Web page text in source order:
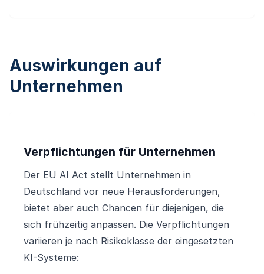
Auswirkungen auf
Unternehmen
Verpflichtungen für Unternehmen
Der EU AI Act stellt Unternehmen in
Deutschland vor neue Herausforderungen,
bietet aber auch Chancen für diejenigen, die
sich frühzeitig anpassen. Die Verpflichtungen
variieren je nach Risikoklasse der eingesetzten
KI-Systeme: